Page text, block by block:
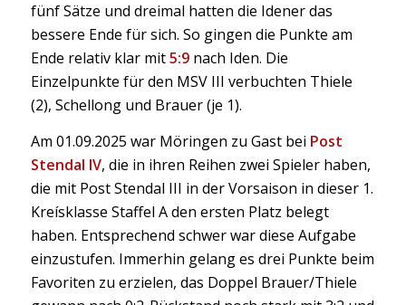
fünf Sätze und dreimal hatten die Idener das
bessere Ende für sich. So gingen die Punkte am
Ende relativ klar mit5:9nach Iden. Die
Einzelpunkte für den MSV III verbuchten Thiele
(2), Schellong und Brauer (je 1).
Am 01.09.2025 war Möringen zu Gast bei Post
Stendal IV, die in ihren Reihen zwei Spieler haben,
die mit Post Stendal III in der Vorsaison in dieser 1.
Kreísklasse Staffel A den ersten Platz belegt
haben. Entsprechend schwer war diese Aufgabe
einzustufen. Immerhin gelang es drei Punkte beim
Favoriten zu erzielen, das Doppel Brauer/Thiele